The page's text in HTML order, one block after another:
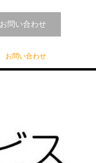
お問い合わせ
お問い合わせ